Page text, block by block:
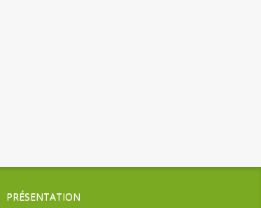
PRÉSENTATION